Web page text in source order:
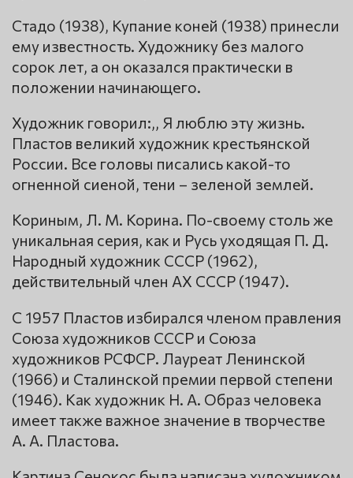
Стадо (1938), Купание коней (1938) принесли
ему известность. Художнику без малого
сорок лет, а он оказался практически в
положении начинающего.
Художник говорил:,, Я люблю эту жизнь.
Пластов великий художник крестьянской
России. Все головы писались какой-то
огненной сиеной, тени – зеленой землей.
Кориным, Л. М. Корина. По-своему столь же
уникальная серия, как и Русь уходящая П. Д.
Народный художник СССР (1962),
действительный член АХ СССР (1947).
С 1957 Пластов избирался членом правления
Союза художников СССР и Союза
художников РСФСР. Лауреат Ленинской
(1966) и Сталинской премии первой степени
(1946). Как художник Н. А. Образ человека
имеет также важное значение в творчестве
А. А. Пластова.